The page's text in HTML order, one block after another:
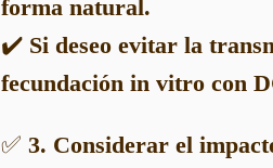
forma natural.
✔️ Si deseo evitar la
fecundación in vitro con
✅ 3. Considerar el